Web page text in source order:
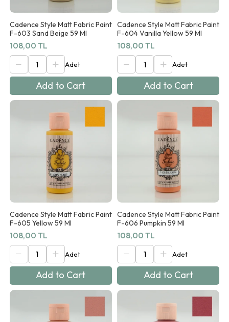
Cadence Style Matt Fabric Paint
F-603 Sand Beige 59 Ml
108,00 TL
Add to Cart
Cadence Style Matt Fabric Paint
F-604 Vanilla Yellow 59 Ml
108,00 TL
Add to Cart
Cadence Style Matt Fabric Paint
F-605 Yellow 59 Ml
108,00 TL
Add to Cart
Cadence Style Matt Fabric Paint
F-606 Pumpkin 59 Ml
108,00 TL
Add to Cart